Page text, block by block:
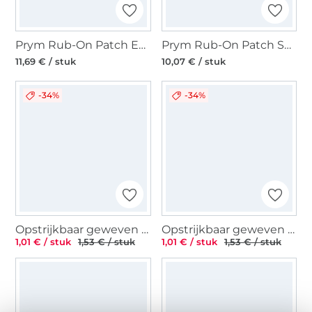
Prym Rub-On Patch EXTREME, 2 stuks, zwart
11,69 € / stuk
Prym Rub-On Patch STRETCH, 3 stuks, beige
10,07 € / stuk
-34%
Opstrijkbaar geweven label Love Iron on, zwart
1,01 € / stuk 1,53 € / stuk
-34%
Opstrijkbaar geweven label Love Iron on, ecru
1,01 € / stuk 1,53 € / stuk